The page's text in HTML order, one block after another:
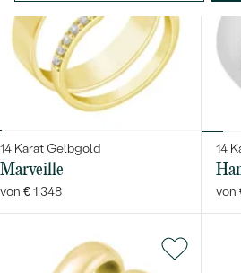
Bestseller
ANSEHEN
14 Karat Gelbgold
Marveille
von € 1 348
14
von